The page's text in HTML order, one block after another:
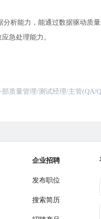
析能力，能通过数据驱动质
急处理能力。
质量管理/测试经理/主管(QA/
企业招聘
发布职位
搜索简历